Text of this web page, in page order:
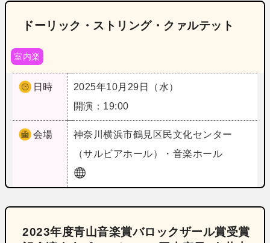
ドーリック・ストリング・クァルテット
室内楽
日時
2025年10月29日（水）
開演：19:00
会場 神奈川横浜市鶴見区民文化センター
（サルビアホール）・音楽ホール
2023年度青山音楽賞バロックザール賞受賞